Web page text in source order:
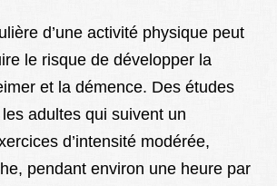
d’une activité physique peut
le risque de développer la
et la démence. Des études
adultes qui suivent un
d’intensité modérée,
pendant environ une heure par